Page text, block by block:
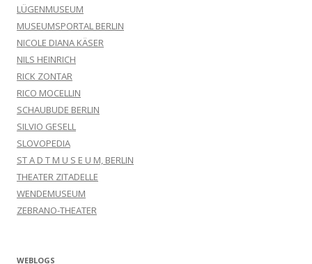
LÜGENMUSEUM
MUSEUMSPORTAL BERLIN
NICOLE DIANA KÄSER
NILS HEINRICH
RICK ZONTAR
RICO MOCELLIN
SCHAUBUDE BERLIN
SILVIO GESELL
SLOVOPEDIA
ST A D T M U S E U M, BERLIN
THEATER ZITADELLE
WENDEMUSEUM
ZEBRANO-THEATER
WEBLOGS